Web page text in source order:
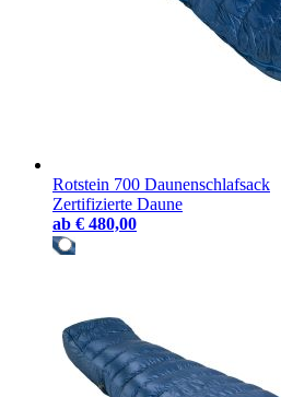
Rotstein 700 Daunenschlafsack
Zertifizierte Daune
ab € 480,00